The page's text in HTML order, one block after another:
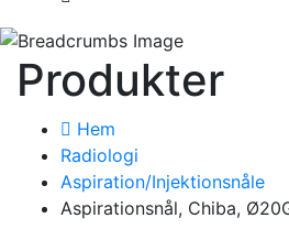
Produkter
Hem
Radiologi
Aspiration/Injektionsnåle
Aspirationsnål, Chiba,